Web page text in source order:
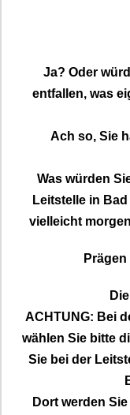
Ja? Oder
entfallen, was
Ach so, Sie
Was würden
Leitstelle in
vielleicht
ACHTUNG: Bei
wählen Sie bitte
Sie bei der
Dort werden